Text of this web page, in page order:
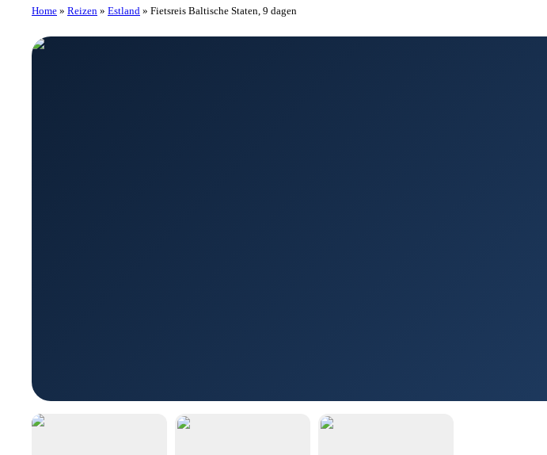
Home » Reizen » Estland » Fietsreis Baltische Staten, 9 dagen